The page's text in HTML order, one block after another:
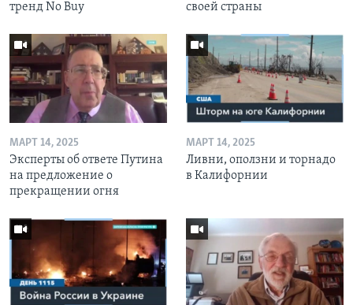
тренд No Buy
своей страны
МАРТ 14, 2025
Эксперты об ответе Путина
на предложение о
прекращении огня
МАРТ 14, 2025
Ливни, оползни и торнадо
в Калифорнии